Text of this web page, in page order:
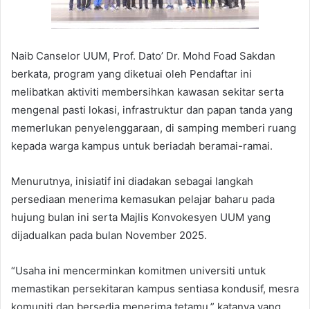
Naib Canselor UUM, Prof. Dato’ Dr. Mohd Foad Sakdan
berkata, program yang diketuai oleh Pendaftar ini
melibatkan aktiviti membersihkan kawasan sekitar serta
mengenal pasti lokasi, infrastruktur dan papan tanda yang
memerlukan penyelenggaraan, di samping memberi ruang
kepada warga kampus untuk beriadah beramai-ramai.
Menurutnya, inisiatif ini diadakan sebagai langkah
persediaan menerima kemasukan pelajar baharu pada
hujung bulan ini serta Majlis Konvokesyen UUM yang
dijadualkan pada bulan November 2025.
“Usaha ini mencerminkan komitmen universiti untuk
memastikan persekitaran kampus sentiasa kondusif, mesra